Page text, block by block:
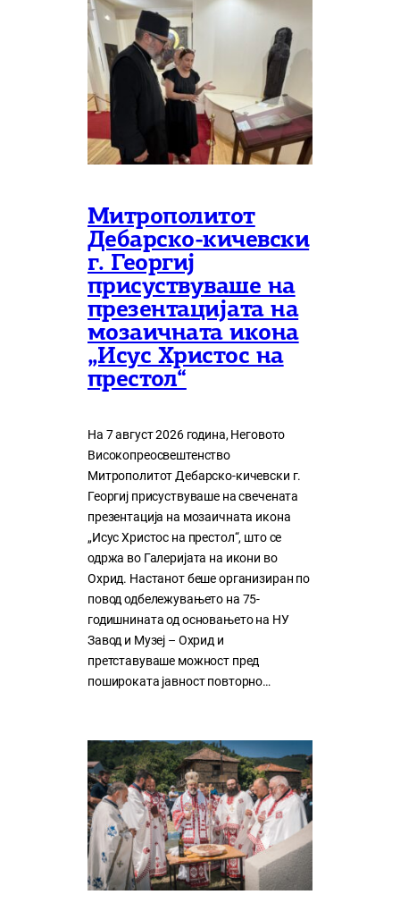
Митрополитот
Дебарско-кичевски
г. Георгиј
присуствуваше на
презентацијата на
мозаичната икона
„Исус Христос на
престол“
На 7 август 2026 година, Неговото
Високопреосвештенство
Митрополитот Дебарско-кичевски г.
Георгиј присуствуваше на свечената
презентација на мозаичната икона
„Исус Христос на престол“, што се
одржа во Галеријата на икони во
Охрид. Настанот беше организиран по
повод одбележувањето на 75-
годишнината од основањето на НУ
Завод и Музеј – Охрид и
претставуваше можност пред
пошироката јавност повторно…